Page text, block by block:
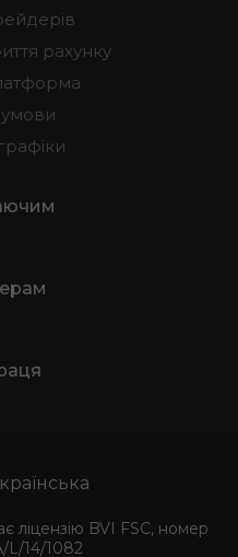
рахунку
умови
ліцензію BVI FSC, номер
L/14/1082